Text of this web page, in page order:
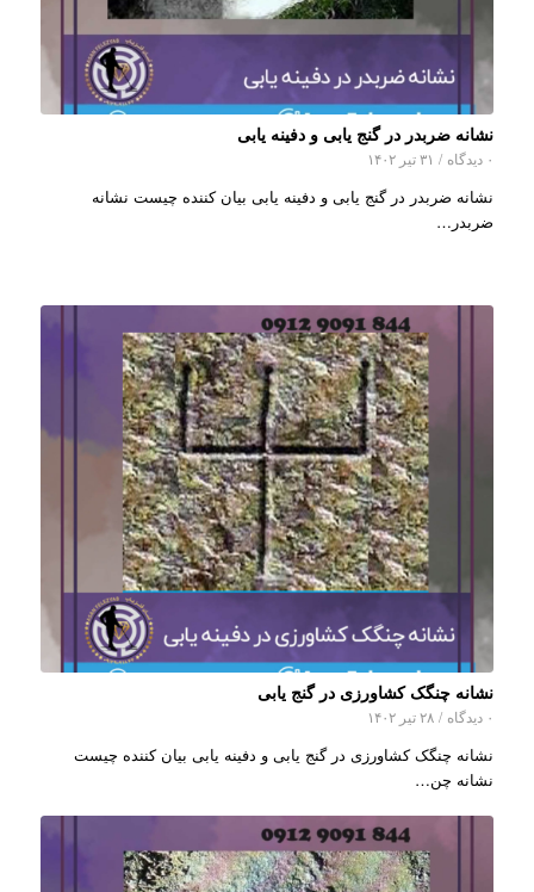
نشانه ضربدر در گنج یابی و دفینه یابی
۰ دیدگاه / ۳۱ تیر ۱۴۰۲
نشانه ضربدر در گنج یابی و دفینه یابی بیان کننده چیست نشانه
ضربدر…
نشانه چنگک کشاورزی در گنج یابی
۰ دیدگاه / ۲۸ تیر ۱۴۰۲
نشانه چنگک کشاورزی در گنج یابی و دفینه یابی بیان کننده چیست
نشانه چن…